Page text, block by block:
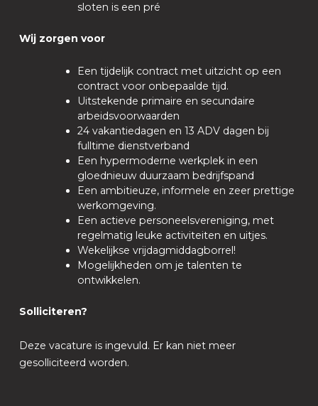
sloten is een pré
Wij zorgen voor
Een tijdelijk contract met uitzicht op een
contract voor onbepaalde tijd.
Uitstekende primaire en secundaire
arbeidsvoorwaarden
24 vakantiedagen en 13 ADV dagen bij
fulltime dienstverband
Een hypermoderne werkplek in een
gloednieuw duurzaam bedrijfspand
Een ambitieuze, informele en zeer prettige
werkomgeving.
Een actieve personeelsvereniging, met
regelmatig leuke activiteiten en uitjes.
Wekelijkse vrijdagmiddagborrel!
Mogelijkheden om je talenten te
ontwikkelen.
Solliciteren?
Deze vacature is ingevuld. Er kan niet meer
gesolliciteerd worden.